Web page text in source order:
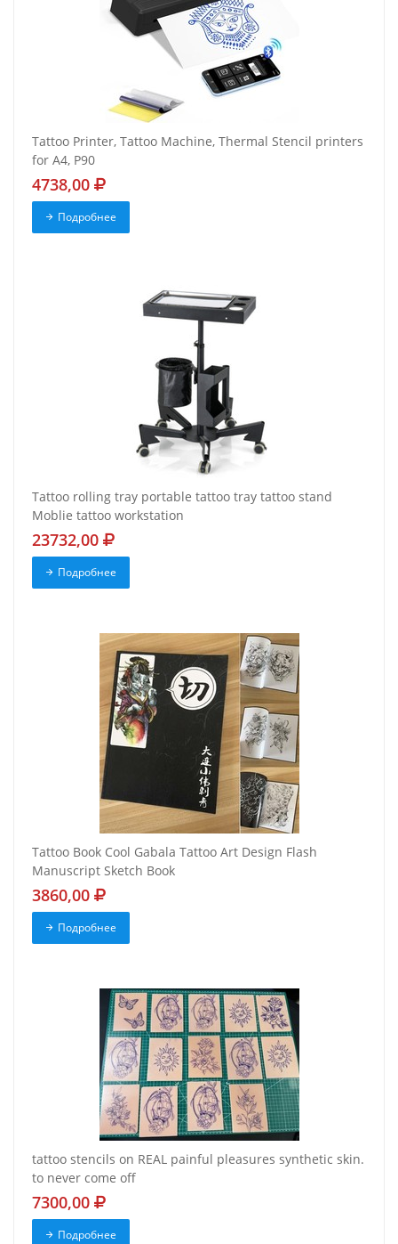
Tattoo Printer, Tattoo Machine, Thermal Stencil printers
for A4, P90
4738,00
Подробнее
Tattoo rolling tray portable tattoo tray tattoo stand
Moblie tattoo workstation
23732,00
Подробнее
Tattoo Book Cool Gabala Tattoo Art Design Flash
Manuscript Sketch Book
3860,00
Подробнее
tattoo stencils on REAL painful pleasures synthetic skin.
to never come off
7300,00
Подробнее